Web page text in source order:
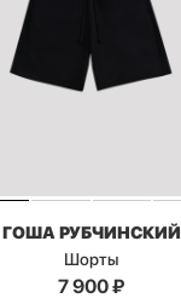
ГОША РУБЧИНСКИЙ
Шорты
7 900₽